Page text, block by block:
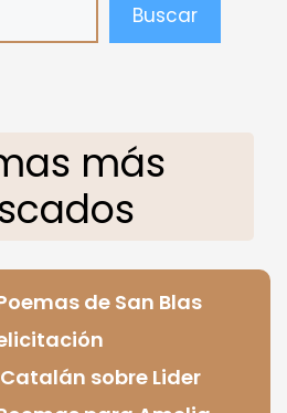
Buscar
más
de San Blas
sobre Lider